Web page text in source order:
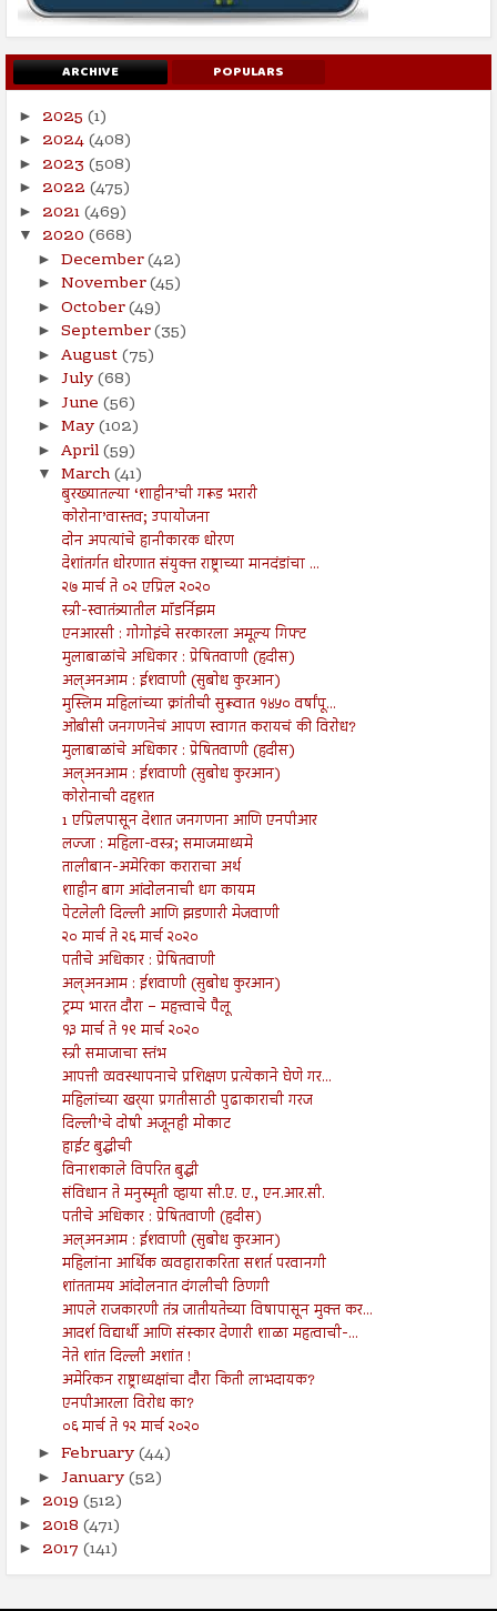
ARCHIVE POPULARS
► 2025 (1)
► 2024(408)
► 2023 (508)
► 2022 (475)
► 2021(469)
▼ 2020 (668)
► December(42)
► November(45)
► October(49)
► September(35)
► August(75)
► July(68)
► June (56)
► May(102)
► April(59)
▼ March(41)
बुरख्यातल्या ‘शाहीन’ची गरूड भरारी
कोरोना’वास्तव; उपायोजना
दोन अपत्यांचे हानीकारक धोरण
देशांतर्गत धोरणात संयुक्त राष्ट्राच्या मानदंडांचा ...
२७ मार्च ते ०२ एप्रिल २०२०
स्त्री-स्वातंत्र्यातील मॉडर्निझम
एनआरसी : गोगोइंचे सरकारला अमूल्य गिफ्ट
मुलाबाळांचे अधिकार : प्रेषितवाणी (हदीस)
अल्अनआम : ईशवाणी (सुबोध कुरआन)
मुस्लिम महिलांच्या क्रांतीची सुरूवात १४५० वर्षांपू...
ओबीसी जनगणनेचं आपण स्वागत करायचं की विरोध?
मुलाबाळांचे अधिकार : प्रेषितवाणी (हदीस)
अल्अनआम : ईशवाणी (सुबोध कुरआन)
कोरोनाची दहशत
1 एप्रिलपासून देशात जनगणना आणि एनपीआर
लज्जा : महिला-वस्त्र; समाजमाध्यमे
तालीबान-अमेरिका कराराचा अर्थ
शाहीन बाग आंदोलनाची धग कायम
पेटलेली दिल्ली आणि झडणारी मेजवाणी
२० मार्च ते २६ मार्च २०२०
पतीचे अधिकार : प्रेषितवाणी
अल्अनआम : ईशवाणी (सुबोध कुरआन)
ट्रम्प भारत दौरा – महत्त्वाचे पैलू
१३ मार्च ते १९ मार्च २०२०
स्त्री समाजाचा स्तंभ
आपत्ती व्यवस्थापनाचे प्रशिक्षण प्रत्येकाने घेणे गर...
महिलांच्या खर्‍या प्रगतीसाठी पुढाकाराची गरज
दिल्ली’चे दोषी अजूनही मोकाट
हाईट बुद्धीची
विनाशकाले विपरित बुद्धी
संविधान ते मनुस्मृती व्हाया सी.ए. ए., एन.आर.सी.
पतीचे अधिकार : प्रेषितवाणी (हदीस)
अल्अनआम : ईशवाणी (सुबोध कुरआन)
महिलांना आर्थिक व्यवहाराकरिता सशर्त परवानगी
शांततामय आंदोलनात दंगलीची ठिणगी
आपले राजकारणी तंत्र जातीयतेच्या विषापासून मुक्त कर...
आदर्श विद्यार्थी आणि संस्कार देणारी शाळा महत्वाची-...
नेते शांत दिल्ली अशांत !
अमेरिकन राष्ट्राध्यक्षांचा दौरा किती लाभदायक?
एनपीआरला विरोध का?
०६ मार्च ते १२ मार्च २०२०
► February(44)
► January(52)
► 2019 (512)
► 2018 (471)
► 2017 (141)